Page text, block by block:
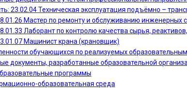
23.02.04 Техническая эксплуатация подъёмно –
Мастер по ремонту и обслуживанию
Лаборант по контролю качества сырья,
Машинист крана (крановщик)
обучающихся по реализуемых
документы, разработанные образовательной
программы
образовательная среда